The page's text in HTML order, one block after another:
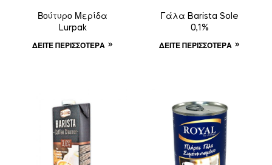
Βούτυρο Μερίδα
Lurpak
ΔΕΊΤΕ ΠΕΡΙΣΣΌΤΕΡΑ
Γάλα Barista Sole
0,1%
ΔΕΊΤΕ ΠΕΡΙΣΣΌΤΕΡΑ